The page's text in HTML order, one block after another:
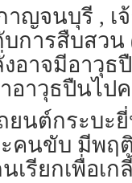
าญจนบุรี ,
การสืบสวน
อาจมีอาวุธ
อาวุธปืนไป
ยนต์กระบะ
คนขับ มีพฤติ
เรียกเพื่อเ